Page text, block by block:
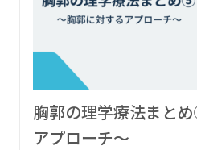
胸郭の理学療法まと
アプローチ〜